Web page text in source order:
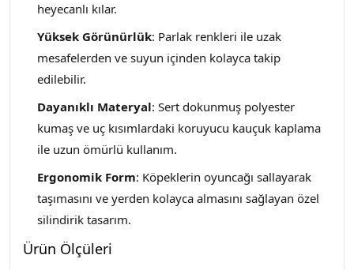
heyecanlı kılar.
Yüksek Görünürlük: Parlak renkleri ile uzak
mesafelerden ve suyun içinden kolayca takip
edilebilir.
Dayanıklı Materyal: Sert dokunmuş polyester
kumaş ve uç kısımlardaki koruyucu kauçuk kaplama
ile uzun ömürlü kullanım.
Ergonomik Form: Köpeklerin oyuncağı sallayarak
taşımasını ve yerden kolayca almasını sağlayan özel
silindirik tasarım.
Ürün Ölçüleri